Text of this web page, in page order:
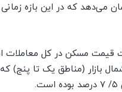
می‌دهد که در این بازه
قیمت مسکن در کل
بازار (مناطق یک تا پنج) که